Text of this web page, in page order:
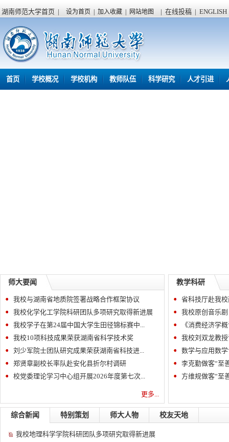
湖南师范大学首页 | 设为首页 加入收藏 网站地图 | 在线投稿 | ENGLISH
首页 学校概况 学校机构 教师队伍 科学研究 人才引进
师大要闻
我校与湖南省地质院签署战略合作框架协议
我校化学化工学院科研团队多项研究取得新进展
我校学子在第24届中国大学生田径锦标赛中...
我校10项科技成果荣获湖南省科学技术奖
刘少军院士团队研究成果荣获湖南省科技进...
郑贤章副校长率队赴安化县折尔村调研
校党委理论学习中心组开展2026年度第七次...
更多...
教学科研
省科技厅赴我
我校原创音乐
《消费经济学
我校刘双龙教授
数学与应用数
李克勤做客“至
方维规做客“至
综合新闻 特别策划 师大人物 校友天地
我校地理科学学院科研团队多项研究取得新进展